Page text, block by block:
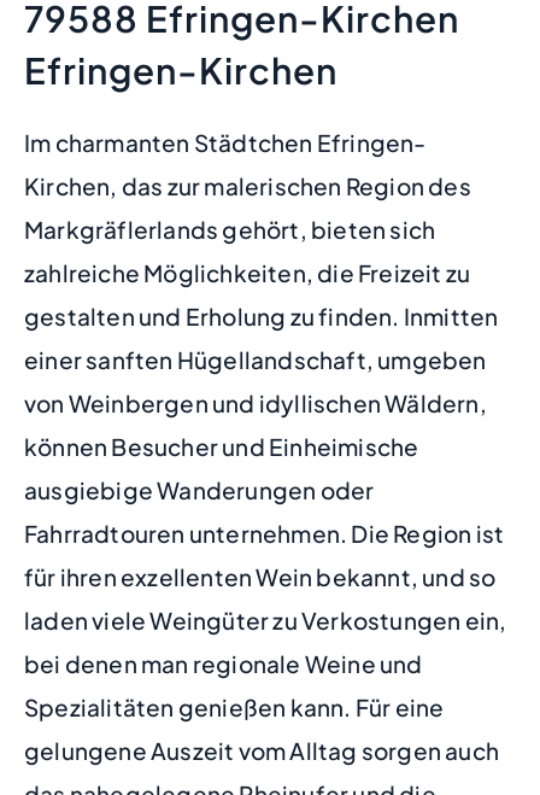
79588 Efringen-Kirchen
Efringen-Kirchen
Im charmanten Städtchen Efringen-
Kirchen, das zur malerischen Region des
Markgräflerlands gehört, bieten sich
zahlreiche Möglichkeiten, die Freizeit zu
gestalten und Erholung zu finden. Inmitten
einer sanften Hügellandschaft, umgeben
von Weinbergen und idyllischen Wäldern,
können Besucher und Einheimische
ausgiebige Wanderungen oder
Fahrradtouren unternehmen. Die Region ist
für ihren exzellenten Wein bekannt, und so
laden viele Weingüter zu Verkostungen ein,
bei denen man regionale Weine und
Spezialitäten genießen kann. Für eine
gelungene Auszeit vom Alltag sorgen auch